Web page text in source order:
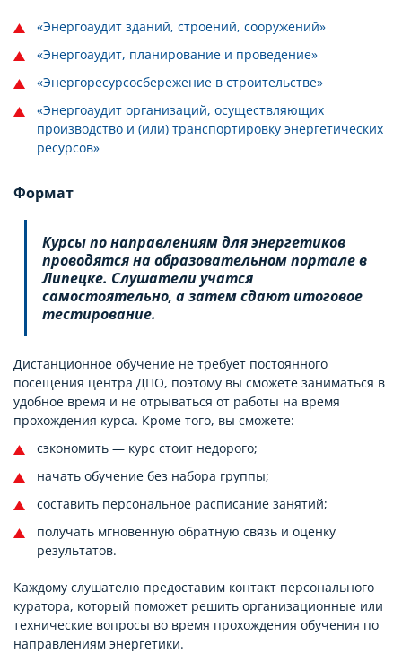
«Энергоаудит зданий, строений, сооружений»
«Энергоаудит, планирование и проведение»
«Энергоресурсосбережение в строительстве»
«Энергоаудит организаций, осуществляющих
производство и (или) транспортировку энергетических
ресурсов»
Формат
Курсы по направлениям для энергетиков
проводятся на образовательном портале в
Липецке. Слушатели учатся
самостоятельно, а затем сдают итоговое
тестирование.
Дистанционное обучение не требует постоянного
посещения центра ДПО, поэтому вы сможете заниматься в
удобное время и не отрываться от работы на время
прохождения курса. Кроме того, вы сможете:
сэкономить — курс стоит недорого;
начать обучение без набора группы;
составить персональное расписание занятий;
получать мгновенную обратную связь и оценку
результатов.
Каждому слушателю предоставим контакт персонального
куратора, который поможет решить организационные или
технические вопросы во время прохождения обучения по
направлениям энергетики.